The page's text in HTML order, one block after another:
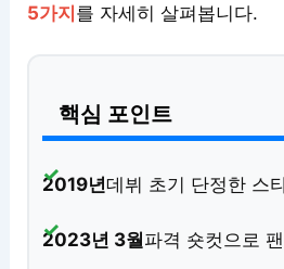
5가지를 자세히 살펴봅니다.
핵심 포인트
2019년데뷔 초기 단정한 스
2023년 3월파격 숏컷으로